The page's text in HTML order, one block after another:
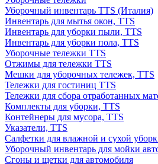
Уборочный инвентарь TTS (Италия)
Инвентарь для мытья окон, TTS
Инвентарь для уборки пыли, TTS
Инвентарь для уборки пола, TTS
Уборочные тележки TTS
Отжимы для тележки TTS
Мешки для уборочных тележек, TTS
Тележки для гостиниц TTS
Тележки для сбора отработанных
Комплекты для уборки, TTS
Контейнеры для мусора, TTS
Указатели, TTS
Салфетки для влажной и сухой
Уборочный инвентарь для мойки
Сгоны и щетки для автомобиля